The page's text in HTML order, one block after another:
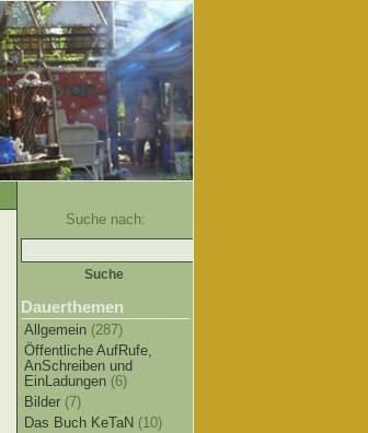
Suche nach:
Dauerthemen
Allgemein (287)
Öffentliche AufRufe,
AnSchreiben und
EinLadungen (6)
Bilder (7)
Das Buch KeTaN (10)